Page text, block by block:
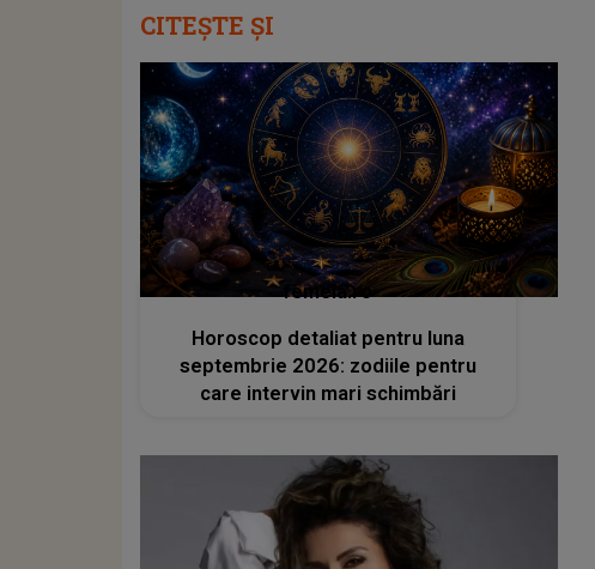
CITEȘTE ȘI
femeia.ro
Horoscop detaliat pentru luna
septembrie 2026: zodiile pentru
care intervin mari schimbări